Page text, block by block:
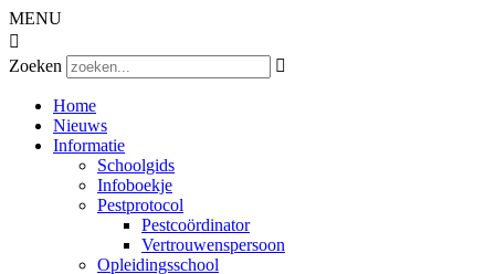
MENU

Zoeken

Home
Nieuws
Informatie
Schoolgids
Infoboekje
Pestprotocol
Pestcoördinator
Vertrouwenspersoon
Opleidingsschool